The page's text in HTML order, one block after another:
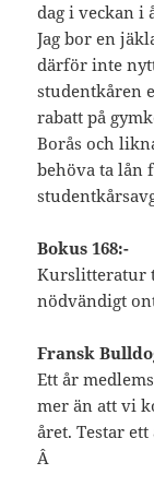
dag i veckan i
Jag bor en
därför inte
studentkåren
rabatt på
Borås och
behöva ta lån
Bokus 168:-
Kurslitteratur
nödvändigt
Fransk
Ett år
mer än att vi
året. Testar
Â